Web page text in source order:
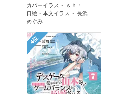
カバーイラスト ｓｈｒｉ
口絵・本文イラスト 長浜
めぐみ
4位